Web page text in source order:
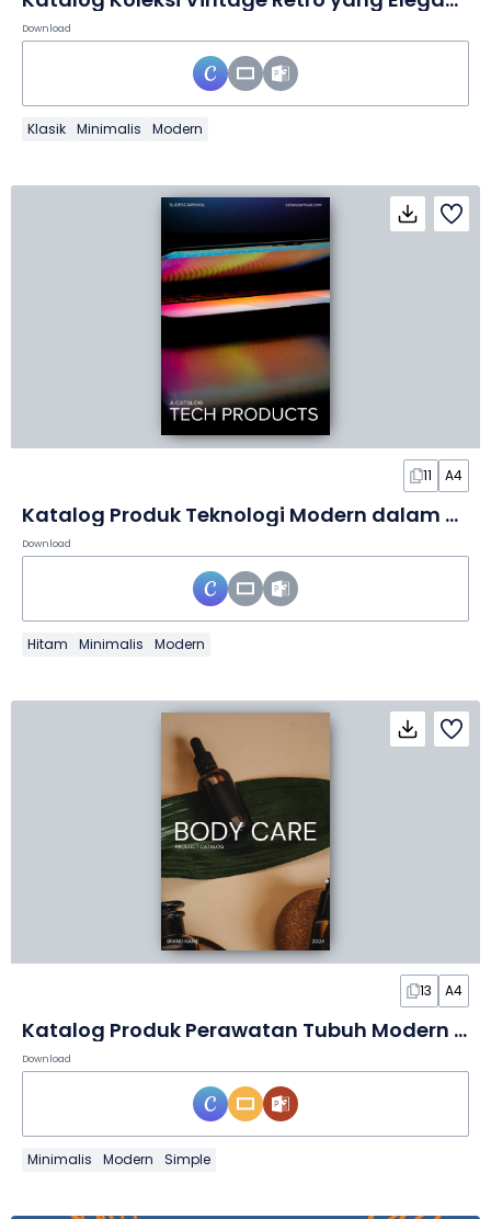
Download
Klasik Minimalis Modern
11 A4
Katalog Produk Teknologi Modern dalam Slide
Download
Hitam Minimalis Modern
13 A4
Katalog Produk Perawatan Tubuh Modern Minimalis dalam Slide
Download
Minimalis Modern Simple